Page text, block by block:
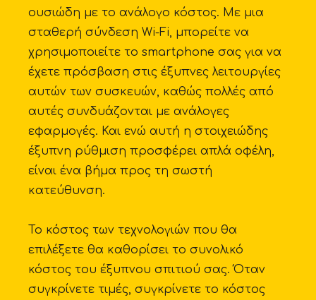
ουσιώδη με το ανάλογο κόστος. Με μια
σταθερή σύνδεση Wi-Fi, μπορείτε να
χρησιμοποιείτε το smartphone σας για να
έχετε πρόσβαση στις έξυπνες λειτουργίες
αυτών των συσκευών, καθώς πολλές από
αυτές συνδυάζονται με ανάλογες
εφαρμογές. Και ενώ αυτή η στοιχειώδης
έξυπνη ρύθμιση προσφέρει απλά οφέλη,
είναι ένα βήμα προς τη σωστή
κατεύθυνση.
Το κόστος των τεχνολογιών που θα
επιλέξετε θα καθορίσει το συνολικό
κόστος του έξυπνου σπιτιού σας. Όταν
συγκρίνετε τιμές, συγκρίνετε το κόστος